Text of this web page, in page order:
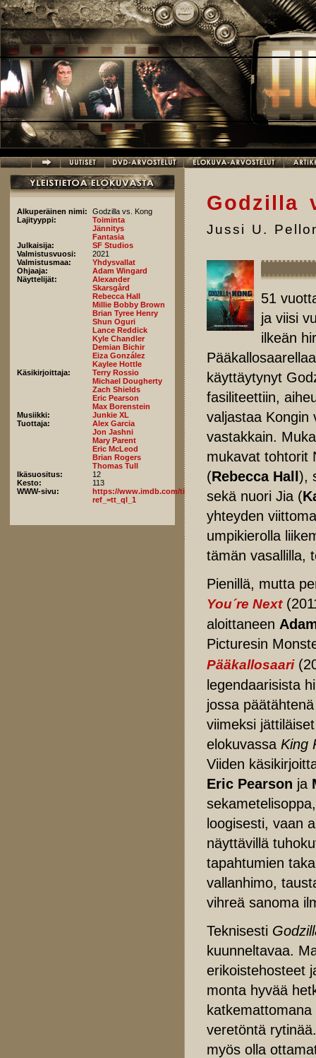
Hyppää pääsisältöön
Alkuperäinen nimi:
Godzilla vs. Kong
Lajityyppi:
Toiminta
Jännitys
Fantasia
Julkaisija:
SF Studios
Valmistusvuosi:
2021
Valmistusmaa:
Yhdysvallat
Ohjaaja:
Adam Wingard
Näyttelijät:
Alexander
Skarsgård
Rebecca Hall
Millie Bobby Brown
Brian Tyree Henry
Shun Oguri
Lance Reddick
Kyle Chandler
Demian Bichir
Eiza González
Kaylee Hottle
Käsikirjoittaja:
Terry Rossio
Michael Dougherty
Zach Shields
Eric Pearson
Max Borenstein
Musiikki:
Junkie XL
Tuottaja:
Alex Garcia
Jon Jashni
Mary Parent
Eric McLeod
Brian Rogers
Thomas Tull
Ikäsuositus:
12
Kesto:
113
WWW-sivu:
https://www.imdb.com/title/tt5034838/fullcredits?
ref_=tt_ql_1
Godzilla
Jussi U.
51
ja viisi
ilkeän
käyttäytynyt
fasiliteettiin,
valjastaa Kongin
vastakkain.
mukavat tohtorit
(Rebecca Hall),
sekä nuori Jia (
yhteyden
umpikierolla
tämän vasallilla,
Pienillä, mutta
You´re Next
aloittaneen
Picturesin
Pääkallosaari
legendaarisista
jossa
viimeksi
elokuvassa King
Viiden
Eric Pearson ja
loogisesti, vaan
näyttävillä
tapahtumien
vallanhimo,
vihreä sanoma
Teknisesti
kuunneltavaa.
erikoistehosteet
monta hyvää
veretöntä
myös olla